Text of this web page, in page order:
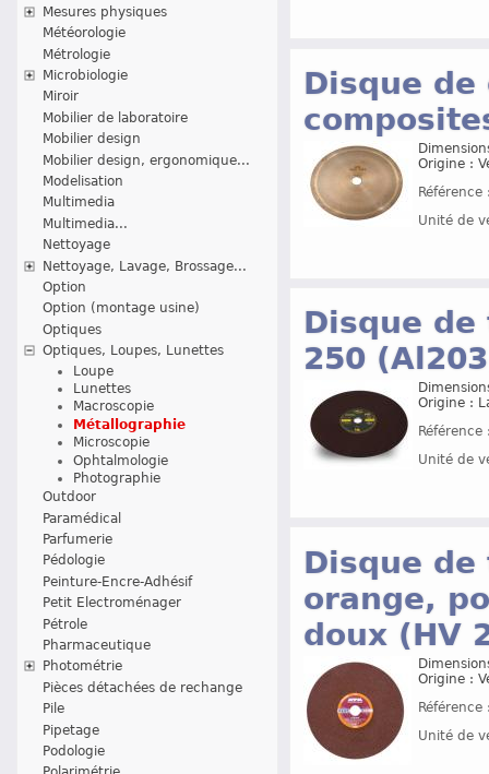
Mesures physiques
Météorologie
Métrologie
Microbiologie
Miroir
Mobilier de laboratoire
Mobilier design
Mobilier design, ergonomique...
Modelisation
Multimedia
Multimedia...
Nettoyage
Nettoyage, Lavage, Brossage...
Option
Option (montage usine)
Optiques
Optiques, Loupes, Lunettes
Loupe
Lunettes
Macroscopie
Métallographie
Microscopie
Ophtalmologie
Photographie
Outdoor
Paramédical
Parfumerie
Pédologie
Peinture-Encre-Adhésif
Petit Electroménager
Pétrole
Pharmaceutique
Photométrie
Pièces détachées de rechange
Pile
Pipetage
Podologie
Disque de
Origine :
Unité de
Disque de
250
Origine :
Unité de
Disque de
orange,
doux (HV
Origine :
Unité de